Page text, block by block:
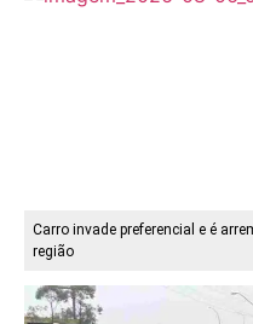
Carro invade preferencial e é
região